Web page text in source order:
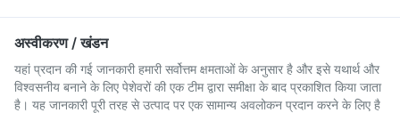
अस्वीकरण / खंडन
यहां प्रदान की गई जानकारी हमारी सर्वोत्तम क्षमताओं के अनुसार है और इसे यथार्थ और
विश्वसनीय बनाने के लिए पेशेवरों की एक टीम द्वारा समीक्षा के बाद प्रकाशित किया जाता
है। यह जानकारी पूरी तरह से उत्पाद पर एक सामान्य अवलोकन प्रदान करने के लिए है